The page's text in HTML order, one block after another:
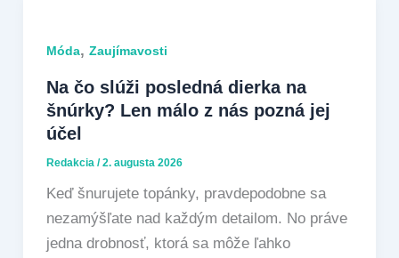
Móda, Zaujímavosti
Na čo slúži posledná dierka na
šnúrky? Len málo z nás pozná jej
účel
Redakcia /2. augusta 2026
Keď šnurujete topánky, pravdepodobne sa
nezamýšľate nad každým detailom. No práve
jedna drobnosť, ktorá sa môže ľahko